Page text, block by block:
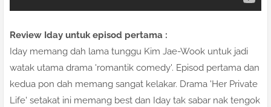
Review Iday untuk episod pertama :
Iday memang dah lama tunggu Kim Jae-Wook untuk jadi
watak utama drama 'romantik comedy'. Episod pertama dan
kedua pon dah memang sangat kelakar. Drama 'Her Private
Life' setakat ini memang best dan Iday tak sabar nak tengok